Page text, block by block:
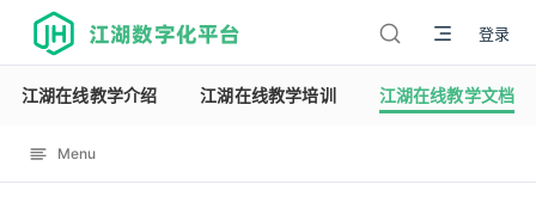
江湖数字化平台 登录
江湖在线教学介绍 江湖在线教学培训 江湖在线教学文档
Menu